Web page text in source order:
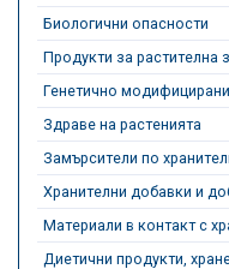
Биологични опасности
Продукти за растителна
Генетично
Здраве на растенията
Замърсители по
Хранителни добавки и
Материали в контакт с
Диетични продукти,